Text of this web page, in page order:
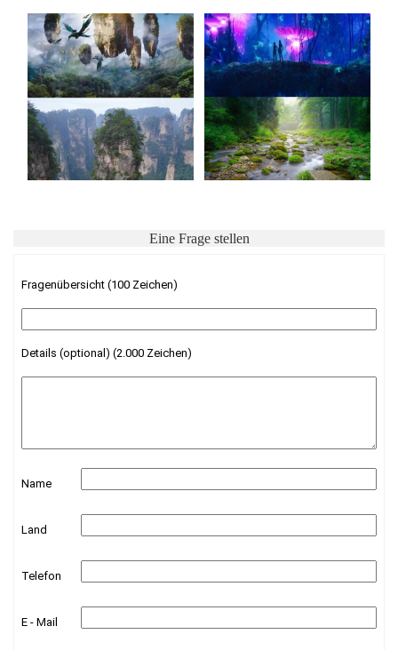
Eine Frage stellen
Fragenübersicht (100 Zeichen)
Details (optional) (2.000 Zeichen)
Name
Land
Telefon
E - Mail